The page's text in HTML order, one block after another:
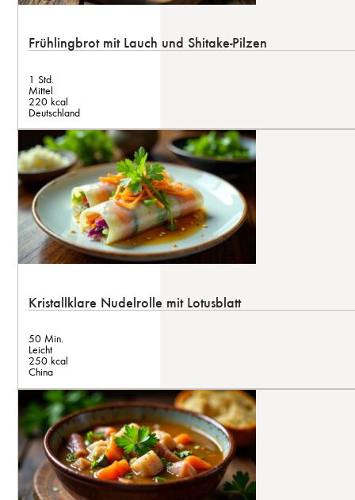
Frühlingbrot mit Lauch und Shitake-Pilzen
1 Std.
Mittel
220 kcal
Deutschland
Kristallklare Nudelrolle mit Lotusblatt
50 Min.
Leicht
250 kcal
China